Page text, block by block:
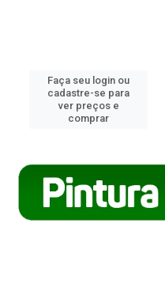
Faça seu login ou
cadastre-se para
ver preços e
comprar